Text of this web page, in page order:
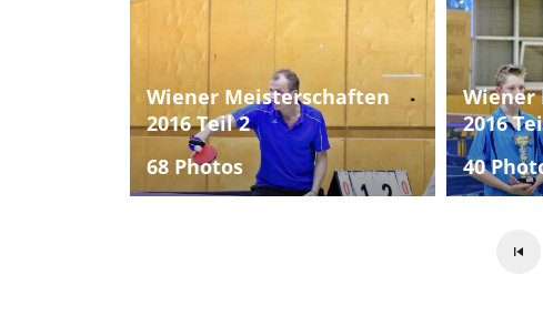
Wiener Meisterschaften
2016 Teil 2
68 Photos
Wiener
2016
40